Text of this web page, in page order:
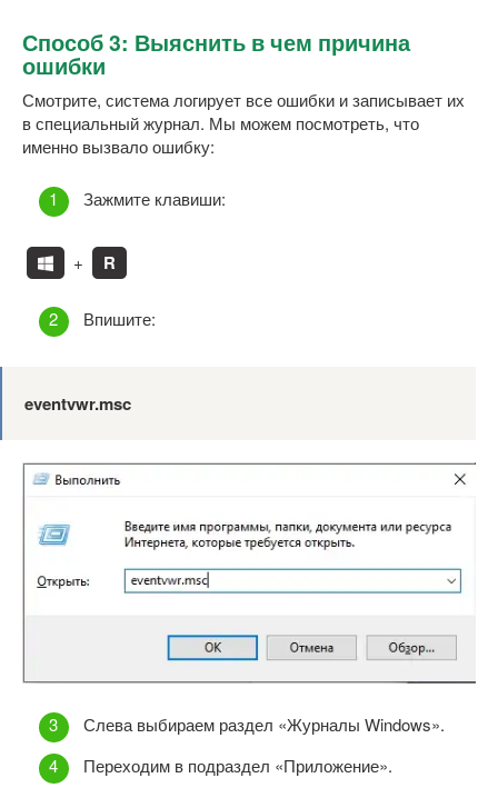
Способ 3: Выяснить в чем причина
ошибки
Смотрите, система логирует все ошибки и записывает их
в специальный журнал. Мы можем посмотреть, что
именно вызвало ошибку:
Зажмите клавиши:
+ R
Впишите:
eventvwr.msc
Слева выбираем раздел «Журналы Windows».
Переходим в подраздел «Приложение».